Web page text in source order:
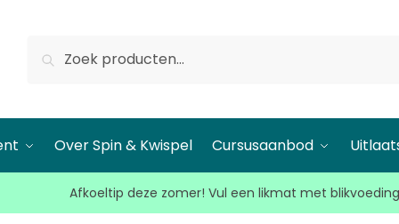
Over Spin & Kwispel Cursusaanbod
Afkoeltip deze zomer! Vul een likmat met